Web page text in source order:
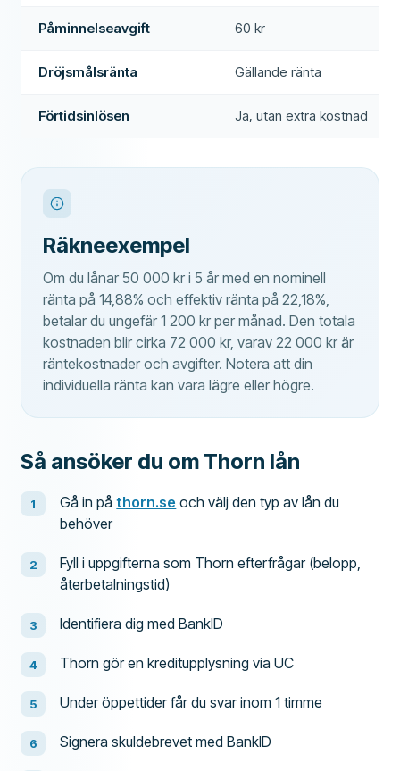
Påminnelseavgift 60 kr
Dröjsmålsränta Gällande ränta
Förtidsinlösen Ja, utan extra kostnad
Räkneexempel
Om du lånar 50 000 kr i 5 år med en nominell
ränta på 14,88% och effektiv ränta på 22,18%,
betalar du ungefär 1 200 kr per månad. Den totala
kostnaden blir cirka 72 000 kr, varav 22 000 kr är
räntekostnader och avgifter. Notera att din
individuella ränta kan vara lägre eller högre.
Så ansöker du om Thorn lån
Gå in påthorn.se och välj den typ av lån du
behöver
Fyll i uppgifterna som Thorn efterfrågar (belopp,
återbetalningstid)
Identifiera dig med BankID
Thorn gör en kreditupplysning via UC
Under öppettider får du svar inom 1 timme
Signera skuldebrevet med BankID